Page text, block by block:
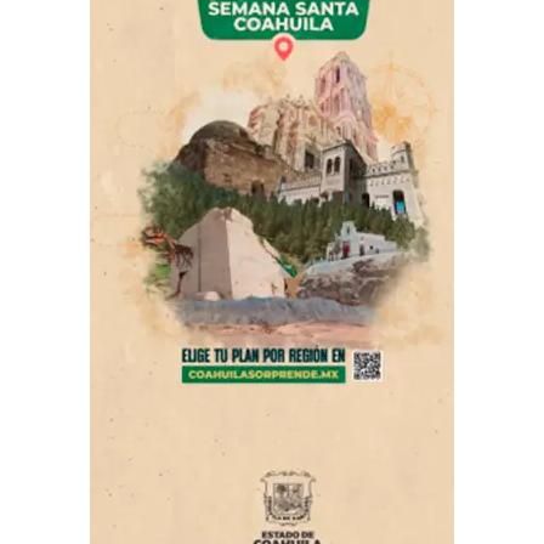
• Asegurar techos, láminas, lonas y objetos que puedan
desprenderse por el viento.
• Retirar macetas, muebles y otros artículos de patios,
balcones o azoteas.
• No intentar cruzar arroyos, calles inundadas o zonas
con corriente de agua.
• Extremar precauciones al conducir debido a la baja
visibilidad, el pavimento mojado y las ráfagas de viento.
ADVERTISEMENT
De igual manera, se exhorta a las personas que habitan
en asentamientos irregulares o zonas bajas cercanas al
río a mantenerse pendientes de los avisos emitidos por
las autoridades y atender oportunamente las
indicaciones de Protección Civil, en caso de ser